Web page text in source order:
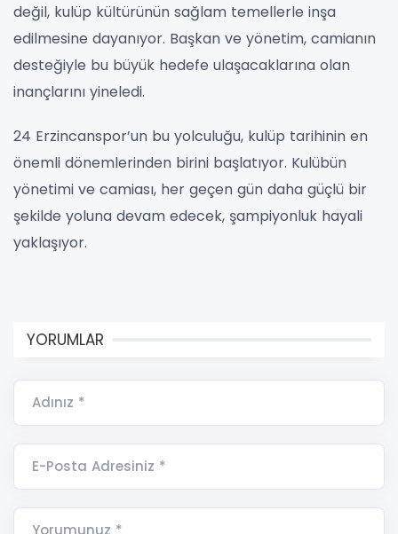
değil, kulüp kültürünün sağlam temellerle inşa
edilmesine dayanıyor. Başkan ve yönetim, camianın
desteğiyle bu büyük hedefe ulaşacaklarına olan
inançlarını yineledi.
24 Erzincanspor’un bu yolculuğu, kulüp tarihinin en
önemli dönemlerinden birini başlatıyor. Kulübün
yönetimi ve camiası, her geçen gün daha güçlü bir
şekilde yoluna devam edecek, şampiyonluk hayali
yaklaşıyor.
YORUMLAR
Adınız *
E-Posta Adresiniz *
Yorumunuz *